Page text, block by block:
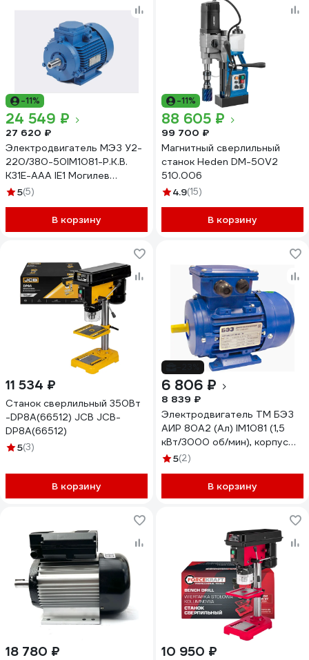
-11%
24 549 ₽
27 620 ₽
Электродвигатель МЭЗ У2-
220/380-50IM1081-Р.К.В.
К31Е-ААА IE1 Могилев
АИР100L2 5,5*3000 1081
5(5)
В корзину
-11%
88 605 ₽
99 700 ₽
Магнитный сверлильный
станок Heden DM-50V2
510.006
4.9(15)
В корзину
11 534 ₽
Станок сверлильный 350Вт
-DP8A(66512) JCB JCB-
DP8A(66512)
5(3)
В корзину
6 806 ₽
8 839 ₽
Электродвигатель ТМ БЭЗ
АИР 80A2 (Ал) IM1081 (1,5
кВт/3000 об/мин), корпус
алюминий 97780
5(2)
В корзину
18 780 ₽ 10 950 ₽